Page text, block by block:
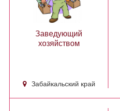
Заведующий
хозяйством
Забайкальский край